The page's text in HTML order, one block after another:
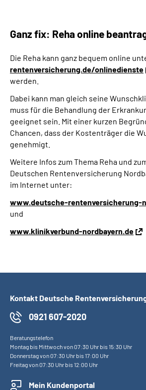
Ganz fix: Reha online
Die Reha kann ganz bequem online
rentenversicherung.de/onlinedienste
werden.
Dabei kann man gleich seine
muss für die Behandlung der
geeignet sein. Mit einer kurzen
Chancen, dass der Kostenträger die
genehmigt.
Weitere Infos zum Thema Reha und
Deutschen Rentenversicherung
im Internet unter:
www.deutsche-rentenversicherung-
und
www.klinikverbund-nordbayern.de
Kontakt Deutsche
0921 607-2020
Beratungstelefon
Montag bis Mittwoch von 07:30 Uhr bis 15:30 Uhr
Donnerstag von 07:30 Uhr bis 17:00 Uhr
Freitag von 07:30 Uhr bis 12:00 Uhr
Mein Kundenportal